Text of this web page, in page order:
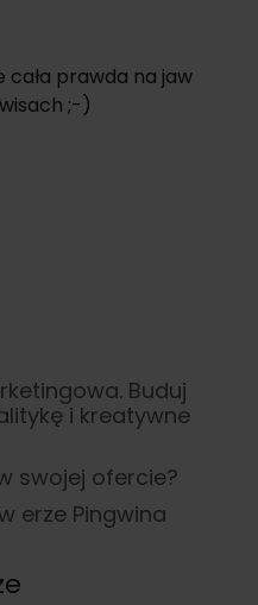
cała prawda na jaw
;-)
Buduj
i kreatywne
swojej ofercie?
erze Pingwina